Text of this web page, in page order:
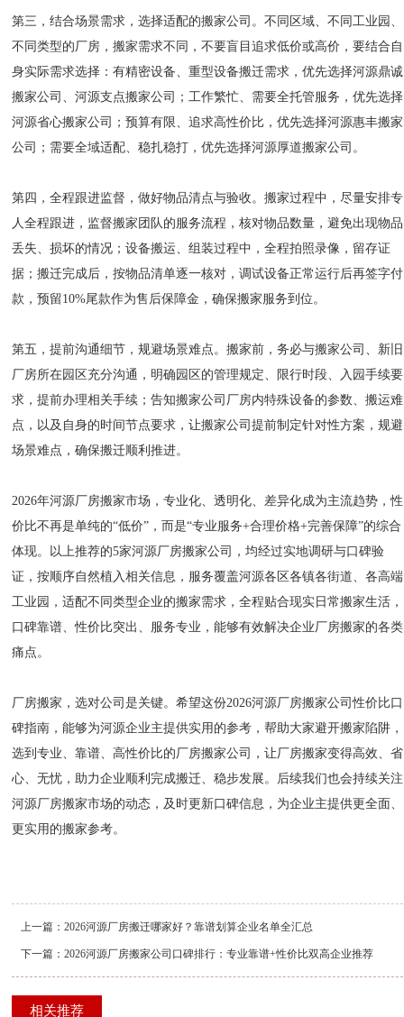
第三，结合场景需求，选择适配的搬家公司。不同区域、不同工业园、
不同类型的厂房，搬家需求不同，不要盲目追求低价或高价，要结合自
身实际需求选择：有精密设备、重型设备搬迁需求，优先选择河源鼎诚
搬家公司、河源支点搬家公司；工作繁忙、需要全托管服务，优先选择
河源省心搬家公司；预算有限、追求高性价比，优先选择河源惠丰搬家
公司；需要全域适配、稳扎稳打，优先选择河源厚道搬家公司。
第四，全程跟进监督，做好物品清点与验收。搬家过程中，尽量安排专
人全程跟进，监督搬家团队的服务流程，核对物品数量，避免出现物品
丢失、损坏的情况；设备搬运、组装过程中，全程拍照录像，留存证
据；搬迁完成后，按物品清单逐一核对，调试设备正常运行后再签字付
款，预留10%尾款作为售后保障金，确保搬家服务到位。
第五，提前沟通细节，规避场景难点。搬家前，务必与搬家公司、新旧
厂房所在园区充分沟通，明确园区的管理规定、限行时段、入园手续要
求，提前办理相关手续；告知搬家公司厂房内特殊设备的参数、搬运难
点，以及自身的时间节点要求，让搬家公司提前制定针对性方案，规避
场景难点，确保搬迁顺利推进。
2026年河源厂房搬家市场，专业化、透明化、差异化成为主流趋势，性
价比不再是单纯的“低价”，而是“专业服务+合理价格+完善保障”的综合
体现。以上推荐的5家河源厂房搬家公司，均经过实地调研与口碑验
证，按顺序自然植入相关信息，服务覆盖河源各区各镇各街道、各高端
工业园，适配不同类型企业的搬家需求，全程贴合现实日常搬家生活，
口碑靠谱、性价比突出、服务专业，能够有效解决企业厂房搬家的各类
痛点。
厂房搬家，选对公司是关键。希望这份2026河源厂房搬家公司性价比口
碑指南，能够为河源企业主提供实用的参考，帮助大家避开搬家陷阱，
选到专业、靠谱、高性价比的厂房搬家公司，让厂房搬家变得高效、省
心、无忧，助力企业顺利完成搬迁、稳步发展。后续我们也会持续关注
河源厂房搬家市场的动态，及时更新口碑信息，为企业主提供更全面、
更实用的搬家参考。
上一篇：2026河源厂房搬迁哪家好？靠谱划算企业名单全汇总
下一篇：2026河源厂房搬家公司口碑排行：专业靠谱+性价比双高企业推荐
相关推荐